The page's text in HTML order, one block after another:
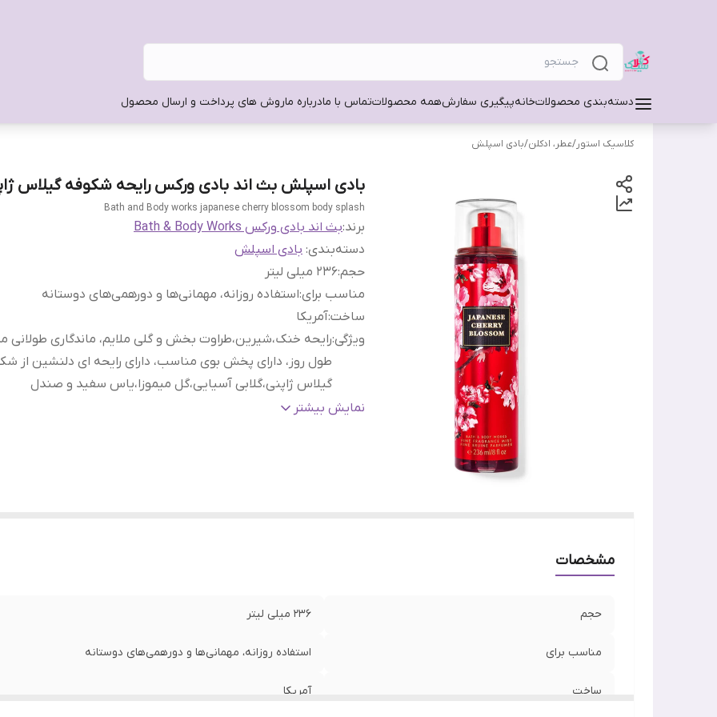
دسته‌بندی محصولاتخانهپیگیری سفارشهمه محصولاتتماس با مادرباره ماروش های پرداخت و ارسال محصول
کلاسیک استور/عطر، ادکلن/بادی اسپلش
بادی اسپلش بث اند بادی ورکس رایحه شکوفه گیلاس
Bath and Body works japanese cherry blossom body splash
برند:بث اند بادی ورکس Bath & Body Works
دسته‌بندی: بادی اسپلش
حجم:236 میلی لیتر
مناسب برای:استفاده روزانه، مهمانی‌ها و دورهمی‌های دوستانه
ساخت:آمریکا
ویژگی:رایحه خنک،شیرین،طراوت بخش و گلی ملایم، ماندگاری طولانی
طول روز، دارای پخش بوی مناسب، دارای رایحه ای دلنشین از
گیلاس ژاپنی،گلابی آسیایی،گل میموزا،یاس سفید و صندل
اصالت کالا:اصلینمایش بیشتر
مشخصات
حجم 236 میلی لیتر
مناسب برای استفاده روزانه، مهمانی‌ها و دورهمی‌های دوستانه
ساخت آمریکا